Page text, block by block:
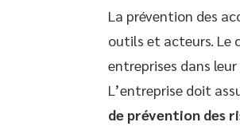
La prévention des
outils et acteurs. Le
entreprises dans
L’entreprise doit
de prévention des